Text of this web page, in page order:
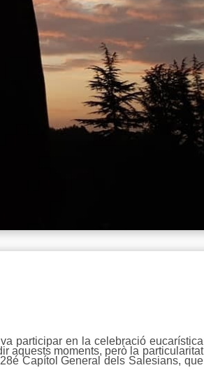
participar en la celebració eucarística
aquests moments, però la particularitat
Capítol General dels Salesians, que